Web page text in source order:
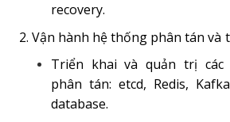
recovery.
2. Vận hành hệ thống phân tán và
Triển khai và quản trị các
phân tán: etcd, Redis,
database.